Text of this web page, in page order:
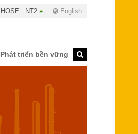
HOSE : NT2 English
Phát triển bền vững